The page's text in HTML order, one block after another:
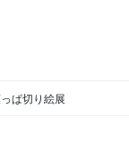
ぱ切り絵展